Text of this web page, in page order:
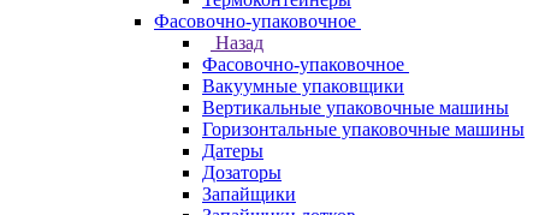
Фасовочно-упаковочное
Назад
Фасовочно-упаковочное
Вакуумные упаковщики
Вертикальные упаковочные машины
Горизонтальные упаковочные машины
Датеры
Дозаторы
Запайщики